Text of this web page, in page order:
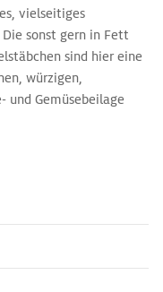
vielseitiges
sonst gern in Fett
sind hier eine
würzigen,
und Gemüsebeilage